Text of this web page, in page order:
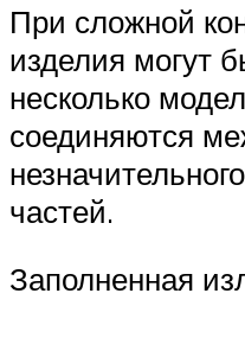
При сложной
изделия могут
несколько
соединяются
частей.
Заполненная